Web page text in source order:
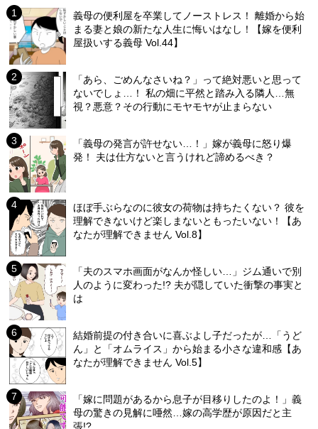
義母の便利屋を卒業してノーストレス！ 離婚から始
まる妻と娘の新たな人生に悔いはなし！【嫁を便利
屋扱いする義母 Vol.44】
「あら、ごめんなさいね？」って絶対悪いと思って
ないでしょ…！ 私の畑に平然と踏み入る隣人…無
視？悪意？その行動にモヤモヤが止まらない
「義母の発言が許せない…！」嫁が義母に怒り爆
発！ 夫は仕方ないと言うけれど諦めるべき？
ほぼ手ぶらなのに彼女の荷物は持ちたくない？ 彼を
理解できないけど楽しまないともったいない！【あ
なたが理解できません Vol.8】
「夫のスマホ画面がなんか怪しい…」ジム通いで別
人のように変わった!? 夫が隠していた衝撃の事実と
は
結婚前提の付き合いに喜ぶよし子だったが…「うど
ん」と「オムライス」から始まる小さな違和感【あ
なたが理解できません Vol.5】
「嫁に問題があるから息子が目移りしたのよ！」義
母の驚きの見解に唖然…嫁の高学歴が原因だと主
張!?